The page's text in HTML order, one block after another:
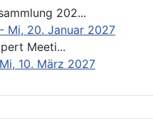
202...
- Mi, 20. Januar 2027
Meeti...
10. März 2027